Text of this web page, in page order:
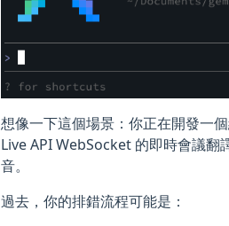
想像一下這個場景：你正在開發一
Live API WebSocket 的即時會議翻
音。
過去，你的排錯流程可能是：